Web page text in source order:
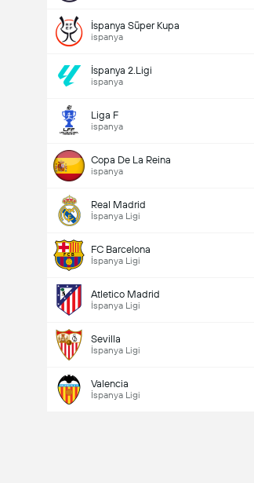
İspanya Süper Kupa
ispanya
İspanya 2.Ligi
ispanya
Liga F
ispanya
Copa De La Reina
ispanya
Real Madrid
İspanya Ligi
FC Barcelona
İspanya Ligi
Atletico Madrid
İspanya Ligi
Sevilla
İspanya Ligi
Valencia
İspanya Ligi